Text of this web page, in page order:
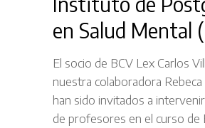
en Salud Mental
El socio de BCV Lex Carlos
nuestra colaboradora
han sido invitados a
de profesores en el curso de